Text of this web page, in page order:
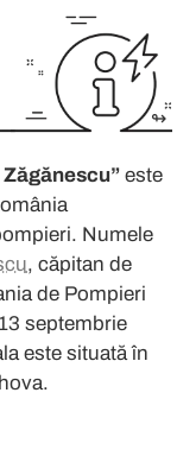
↬
din
şcolii
etape
este
Numele
, căpitan de
de Pompieri
septembrie
este situată în